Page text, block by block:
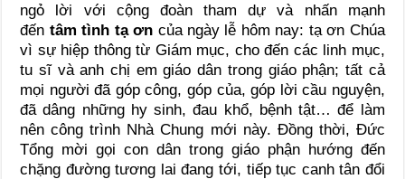
ngỏ lời với cộng đoàn tham dự và nhấn mạnh
đến tâm tình tạ ơn của ngày lễ hôm nay: tạ ơn Chúa
vì sự hiệp thông từ Giám mục, cho đến các linh mục,
tu sĩ và anh chị em giáo dân trong giáo phận; tất cả
mọi người đã góp công, góp của, góp lời cầu nguyện,
đã dâng những hy sinh, đau khổ, bệnh tật… để làm
nên công trình Nhà Chung mới này. Đồng thời, Đức
Tổng mời gọi con dân trong giáo phận hướng đến
chặng đường tương lai đang tới, tiếp tục canh tân đổi